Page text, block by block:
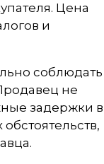
Цена
и
соблюдать
не
задержки в